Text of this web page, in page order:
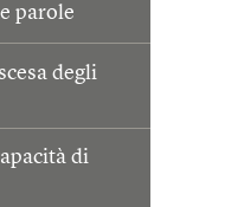
parole
degli
di